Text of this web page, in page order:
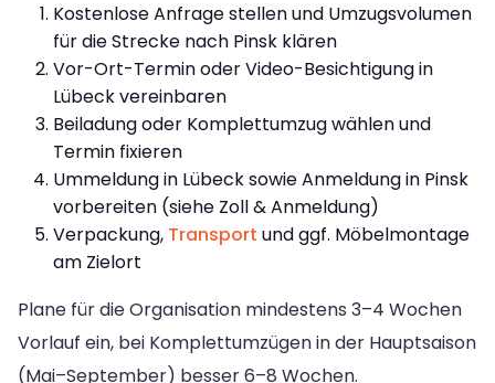
Kostenlose Anfrage stellen und Umzugsvolumen
für die Strecke nach Pinsk klären
Vor-Ort-Termin oder Video-Besichtigung in
Lübeck vereinbaren
Beiladung oder Komplettumzug wählen und
Termin fixieren
Ummeldung in Lübeck sowie Anmeldung in Pinsk
vorbereiten (siehe Zoll & Anmeldung)
Verpackung, Transport und ggf. Möbelmontage
am Zielort
Plane für die Organisation mindestens 3–4 Wochen
Vorlauf ein, bei Komplettumzügen in der Hauptsaison
(Mai–September) besser 6–8 Wochen.